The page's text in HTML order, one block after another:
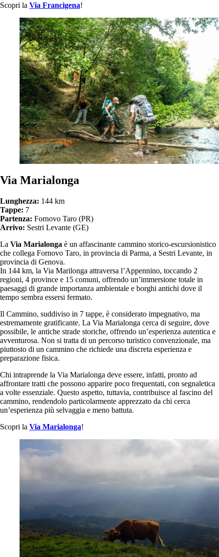
Scopri la Via Francigena!
Via Marialonga
Lunghezza: 144 km
Tappe: 7
Partenza: Fornovo Taro (PR)
Arrivo: Sestri Levante (GE)
La Via Marialonga è un affascinante cammino storico-escursionistico
che collega Fornovo Taro, in provincia di Parma, a Sestri Levante, in
provincia di Genova.
In 144 km, la Via Marilonga attraversa l’Appennino, toccando 2
regioni, 4 province e 15 comuni, offrendo un’immersione totale in
paesaggi di grande importanza ambientale e borghi antichi dove il
tempo sembra essersi fermato.
Il Cammino, suddiviso in 7 tappe, è considerato impegnativo, ma
estremamente gratificante. La Via Marialonga cerca di seguire, dove
possibile, le antiche strade storiche, offrendo un’esperienza autentica e
avventurosa. Non si tratta di un percorso turistico convenzionale, ma
piuttosto di un cammino che richiede una discreta esperienza e
preparazione fisica.
Chi intraprende la Via Marialonga deve essere, infatti, pronto ad
affrontare tratti che possono apparire poco frequentati, con segnaletica
a volte essenziale. Questo aspetto, tuttavia, contribuisce al fascino del
cammino, rendendolo particolarmente apprezzato da chi cerca
un’esperienza più selvaggia e meno battuta.
Scopri la Via Marialonga!